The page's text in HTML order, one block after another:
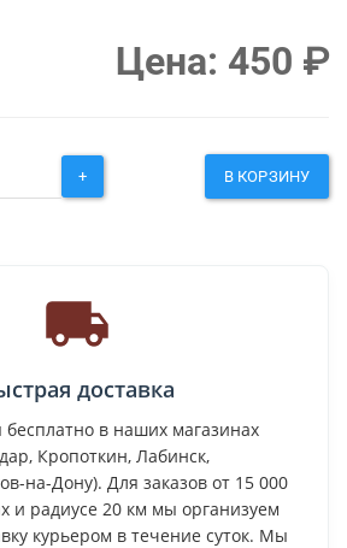
Цена: 450 ₽
+ В КОРЗИНУ
доставка
бесплатно в наших магазинах
Кропоткин, Лабинск,
на-Дону). Для заказов от 15 000
и радиусе 20 км мы организуем
курьером в течение суток. Мы